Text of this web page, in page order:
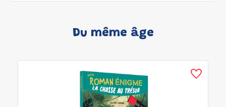
Du même âge